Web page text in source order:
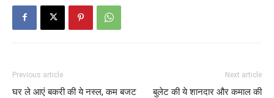
Previous article
घर ले आएं बकरी की ये नस्ल, कम बजट
Next article
बुलेट की ये शानदार और कमाल की